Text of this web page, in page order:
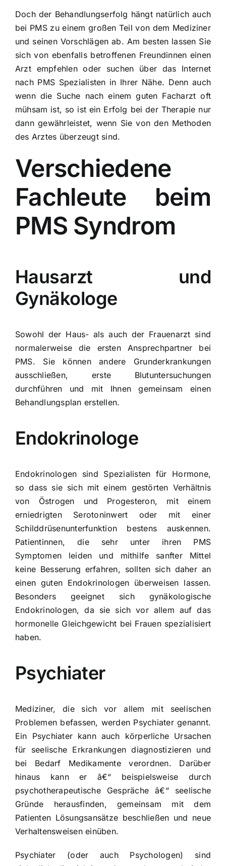
Doch der Behandlungserfolg hängt natürlich auch
bei PMSzu einem großen Teil von dem Mediziner
und seinen Vorschlägen ab. Am besten lassen Sie
sich von ebenfalls betroffenen Freundinnen einen
Arzt empfehlen oder suchen über das Internet
nach PMS Spezialisten in Ihrer Nähe. Denn auch
wenn die Suche nach einem guten Facharzt oft
mühsam ist, so ist ein Erfolg bei der Therapie nur
dann gewährleistet, wenn Sie von den Methoden
des Arztes überzeugt sind.
Verschiedene
Fachleute beim
PMS Syndrom
Hausarzt und
Gynäkologe
Sowohl der Haus- als auch der Frauenarzt sind
normalerweise die ersten Ansprechpartner bei
PMS. Sie können andere Grunderkrankungen
ausschließen, erste Blutuntersuchungen
durchführen und mit Ihnen gemeinsam einen
Behandlungsplan erstellen.
Endokrinologe
Endokrinologen sind Spezialisten für Hormone,
so dass sie sich mit einem gestörten Verhältnis
von Östrogen und Progesteron, mit einem
erniedrigten Serotoninwert oder mit einer
Schilddrüsenunterfunktion bestens auskennen.
Patientinnen, die sehr unter ihren PMS
Symptomen leiden und mithilfe sanfter Mittel
keine Besserung erfahren, sollten sich daher an
einen guten Endokrinologen überweisen lassen.
Besonders geeignet sich gynäkologische
Endokrinologen, da sie sich vor allem auf das
hormonelle Gleichgewicht bei Frauen spezialisiert
haben.
Psychiater
Mediziner, die sich vor allem mit seelischen
Problemen befassen, werden Psychiater genannt.
Ein Psychiater kann auch körperliche Ursachen
für seelische Erkrankungen diagnostizieren und
bei Bedarf Medikamente verordnen. Darüber
hinaus kann er â€“ beispielsweise durch
psychotherapeutische Gespräche â€“ seelische
Gründe herausfinden, gemeinsam mit dem
Patienten Lösungsansätze beschließen und neue
Verhaltensweisen einüben.
Psychiater (oder auch Psychologen) sind